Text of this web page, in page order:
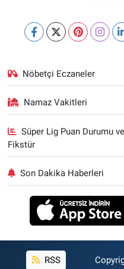
Nöbetçi Eczaneler
Namaz Vakitleri
Süper Lig Puan Durumu ve
Fikstür
Son Dakika Haberleri
RSS